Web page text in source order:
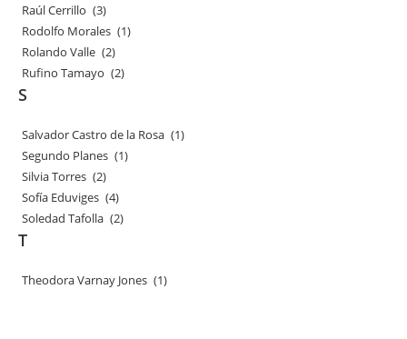
Raúl Cerrillo (3)
Rodolfo Morales (1)
Rolando Valle (2)
Rufino Tamayo (2)
S
Salvador Castro de la Rosa (1)
Segundo Planes (1)
Silvia Torres (2)
Sofía Eduviges (4)
Soledad Tafolla (2)
T
Theodora Varnay Jones (1)